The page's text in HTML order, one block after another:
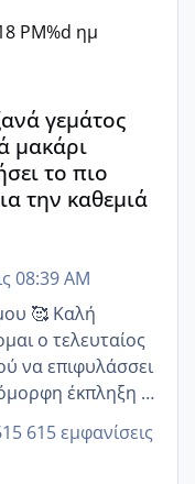
PM%d ημ
και ανεμελιά
γεμάτος
μακάρι
το πιο
την καθεμιά
08:39 AM
🥰 Καλή
ο τελευταίος
να επιφυλάσσει
έκπληξη 🧿
615 εμφανίσεις